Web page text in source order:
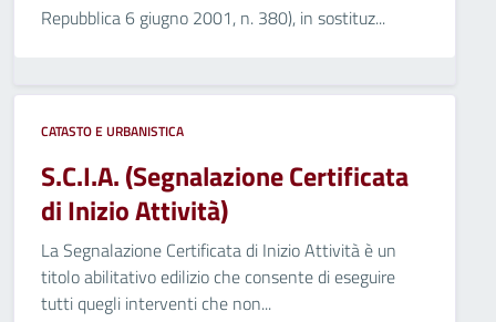
Repubblica 6 giugno 2001, n. 380), in sostituz...
CATASTO E URBANISTICA
S.C.I.A. (Segnalazione Certificata
di Inizio Attività)
La Segnalazione Certificata di Inizio Attività è un
titolo abilitativo edilizio che consente di eseguire
tutti quegli interventi che non...